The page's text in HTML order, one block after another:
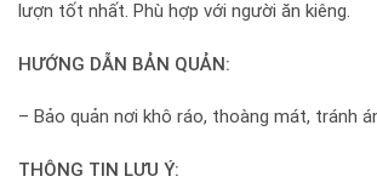
lượn tốt nhất. Phù hợp với người ăn kiêng.
HƯỚNG DẪN BẢN QUẢN:
– Bảo quản nơi khô ráo, thoàng mát, tránh
THÔNG TIN LƯU Ý: